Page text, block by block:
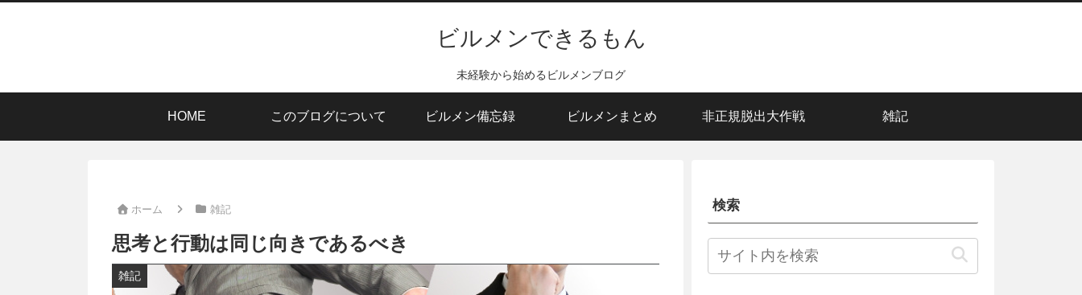
ビルメンできるもん
未経験から始めるビルメンブログ
HOME このブログについて ビルメン備忘録 ビルメンまとめ 非正規脱出大作戦 雑記
ホーム 雑記
思考と行動は同じ向きであるべき
雑記
検索